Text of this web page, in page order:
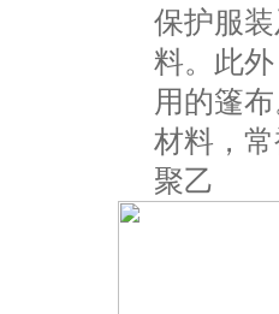
保护服
料。此
用的篷
材料，
聚乙